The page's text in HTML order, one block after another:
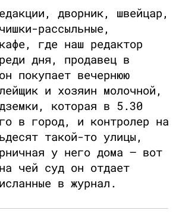
дворник, швейцар,
рассыльные,
где наш редактор
дня, продавец в
покупает вечернюю
и хозяин молочной,
которая в 5.30
в город, и контролер на
такой-то улицы,
у него дома – вот
чей суд он отдает
в журнал.